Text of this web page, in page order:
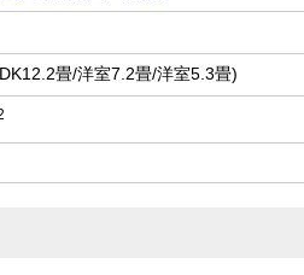
畳/洋室7.2畳/洋室5.3畳)